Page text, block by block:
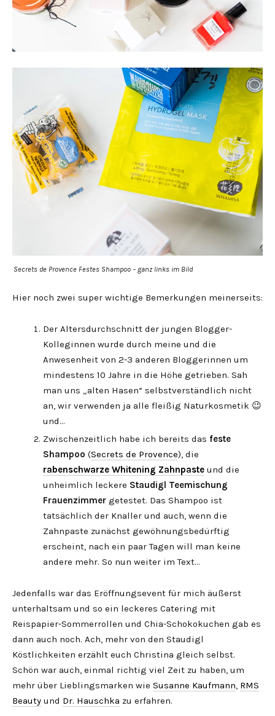
Secrets de Provence Festes Shampoo – ganz links im Bild
Hier noch zwei super wichtige Bemerkungen meinerseits:
Der Altersdurchschnitt der jungen Blogger-
Kolleginnen wurde durch meine und die
Anwesenheit von 2-3 anderen Bloggerinnen um
mindestens 10 Jahre in die Höhe getrieben. Sah
man uns „alten Hasen“ selbstverständlich nicht
an, wir verwenden ja alle fleißig Naturkosmetik 😉
und…
Zwischenzeitlich habe ich bereits das feste
Shampoo (Secrets de Provence), die
rabenschwarze Whitening Zahnpaste und die
unheimlich leckere Staudigl Teemischung
Frauenzimmer getestet. Das Shampoo ist
tatsächlich der Knaller und auch, wenn die
Zahnpaste zunächst gewöhnungsbedürftig
erscheint, nach ein paar Tagen will man keine
andere mehr. So nun weiter im Text…
Jedenfalls war das Eröffnungsevent für mich äußerst
unterhaltsam und so ein leckeres Catering mit
Reispapier-Sommerrollen und Chia-Schokokuchen gab es
dann auch noch. Ach, mehr von den Staudigl
Köstlichkeiten erzählt euch Christina gleich selbst.
Schön war auch, einmal richtig viel Zeit zu haben, um
mehr über Lieblingsmarken wie Susanne Kaufmann, RMS
Beauty und Dr. Hauschka zu erfahren.